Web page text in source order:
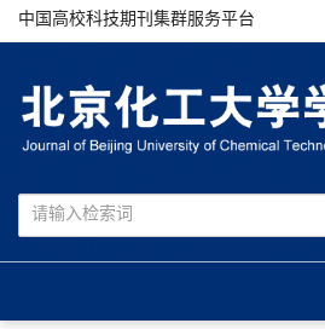
中国高校科技期刊集群服务平台